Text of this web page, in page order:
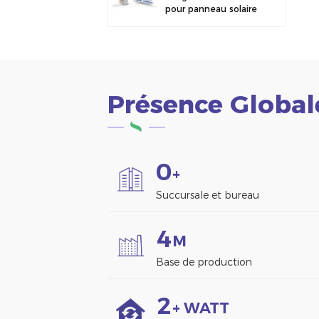
pour panneau solaire
Présence
0+
Succursale et bureau
4M
Base de production
2+ WATT